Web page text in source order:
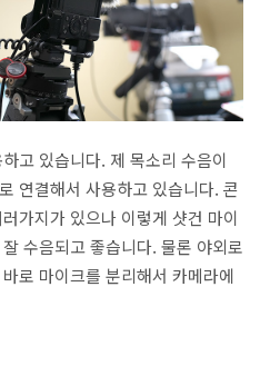
고 있습니다. 제 목소리 수음이
연결해서 사용하고 있습니다. 콘
가지가 있으나 이렇게 샷건 마이
수음되고 좋습니다. 물론 야외로
로 마이크를 분리해서 카메라에